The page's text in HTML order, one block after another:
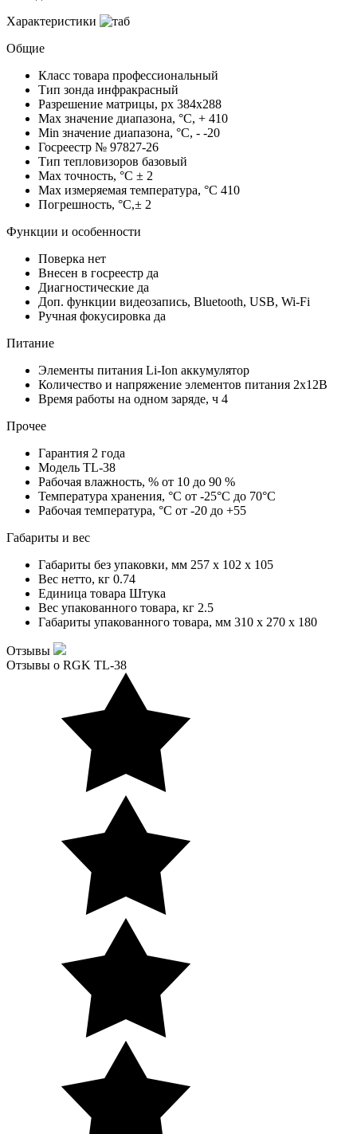
Характеристики
Общие
Класс товара профессиональный
Тип зонда инфракрасный
Разрешение матрицы, px 384x288
Max значение диапазона, °C, + 410
Min значение диапазона, °C, - -20
Госреестр № 97827-26
Тип тепловизоров базовый
Max точность, °С ± 2
Max измеряемая температура, °С 410
Погрешность, °C,± 2
Функции и особенности
Поверка нет
Внесен в госреестр да
Диагностические да
Доп. функции видеозапись, Bluetooth, USB, Wi-Fi
Ручная фокусировка да
Питание
Элементы питания Li-Ion аккумулятор
Количество и напряжение элементов питания 2х12В
Время работы на одном заряде, ч 4
Прочее
Гарантия 2 года
Модель TL-38
Рабочая влажность, % от 10 до 90 %
Температура хранения, °С от -25°C до 70°C
Рабочая температура, °С от -20 до +55
Габариты и вес
Габариты без упаковки, мм 257 x 102 x 105
Вес нетто, кг 0.74
Единица товара Штука
Вес упакованного товара, кг 2.5
Габариты упакованного товара, мм 310 x 270 x 180
Отзывы
Отзывы о RGK TL-38